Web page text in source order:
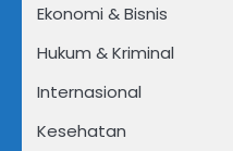
Ekonomi & Bisnis
Hukum & Kriminal
Internasional
Kesehatan